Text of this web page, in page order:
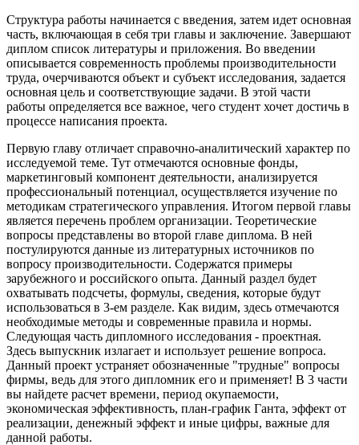
Структура работы начинается с введения, затем идет основная
часть, включающая в себя три главы и заключение. Завершают
диплом список литературы и приложения. Во введении
описывается современность проблемы производительности
труда, очерчиваются объект и субъект исследования, задается
основная цель и соответствующие задачи. В этой части
работы определяется все важное, чего студент хочет достичь в
процессе написания проекта.
Первую главу отличает справочно-аналитический характер по
исследуемой теме. Тут отмечаются основные фонды,
маркетинговый компонент деятельности, анализируется
профессиональный потенциал, осуществляется изучение по
методикам стратегического управления. Итогом первой главы
является перечень проблем организации. Теоретические
вопросы представлены во второй главе диплома. В ней
постулируются данные из литературных источников по
вопросу производительности. Содержатся примеры
зарубежного и российского опыта. Данный раздел будет
охватывать подсчеты, формулы, сведения, которые будут
использоваться в 3-ем разделе. Как видим, здесь отмечаются
необходимые методы и современные правила и нормы.
Следующая часть дипломного исследования - проектная.
Здесь выпускник излагает и использует решение вопроса.
Данный проект устраняет обозначенные "трудные" вопросы
фирмы, ведь для этого дипломник его и применяет! В 3 части
вы найдете расчет времени, период окупаемости,
экономическая эффективность, план-график Ганта, эффект от
реализации, денежный эффект и иные цифры, важные для
данной работы.